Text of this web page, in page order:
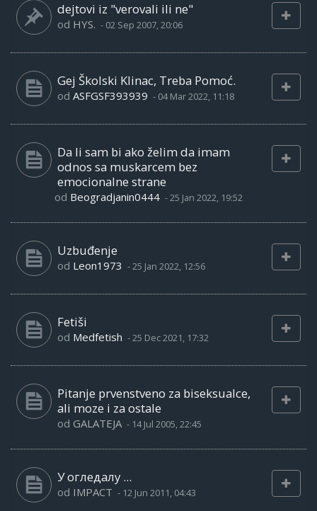
dejtovi iz "verovali ili ne"
od HYS. - 02 Sep 2007, 20:06
Gej Školski Klinac, Treba Pomoć.
od ASFGSF393939 - 04 Mar 2022, 11:18
Da li sam bi ako želim da imam
odnos sa muskarcem bez
emocionalne strane
od Beogradjanin0444 -25 Jan 2022, 19:52
Uzbuđenje
od Leon1973 -25 Jan 2022, 12:56
Fetiši
od Medfetish -25 Dec 2021, 17:32
Pitanje prvenstveno za biseksualce,
ali moze i za ostale
od GALATEJA - 14 Jul 2005, 22:45
У огледалу ...
od IMPACT - 12 Jun 2011, 04:43